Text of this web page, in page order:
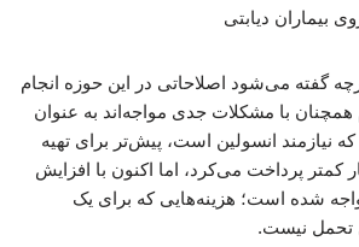
بیماران دیابتی
گفته می‌شود اصلاحاتی در این حوزه انجام
با مشکلات جدی مواجه‌اند به عنوان
که نیازمند انسولین است، پیش‌تر برای تهیه
کمتر پرداخت می‌کرد، اما اکنون با افزایش
شده است؛ هزینه‌هایی که برای یک
تحمل نیست.